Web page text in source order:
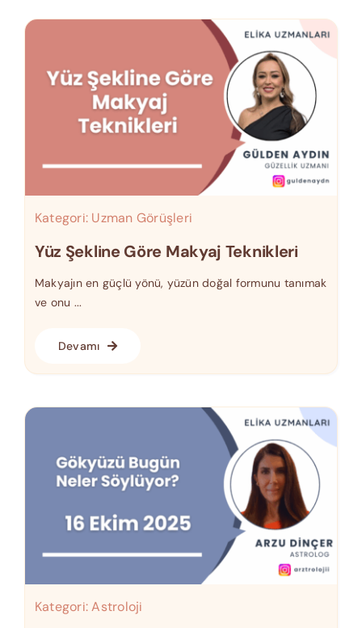
Kategori: Uzman Görüşleri
Yüz Şekline Göre Makyaj Teknikleri
Makyajın en güçlü yönü, yüzün doğal formunu tanımak
ve onu ...
Devamı
Kategori:Astroloji